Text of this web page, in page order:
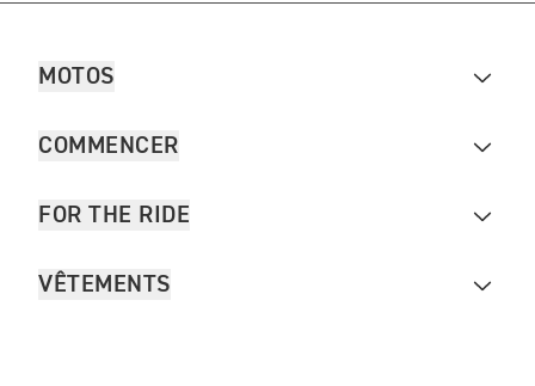
MOTOS
COMMENCER
FOR THE RIDE
VÊTEMENTS